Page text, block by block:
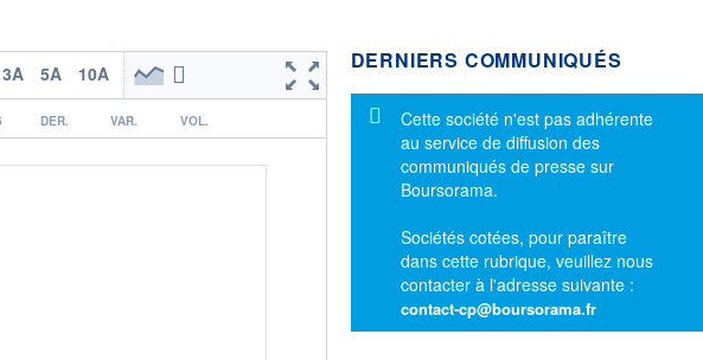
3A 5A 10A
DER. VAR. VOL.
DERNIERS COMMUNIQUÉS
Message d'information
Cette société n'est pas adhérente
au service de diffusion des
communiqués de presse sur
Boursorama.
Sociétés cotées, pour paraître
dans cette rubrique, veuillez nous
contacter à l'adresse suivante :
contact-cp@boursorama.fr